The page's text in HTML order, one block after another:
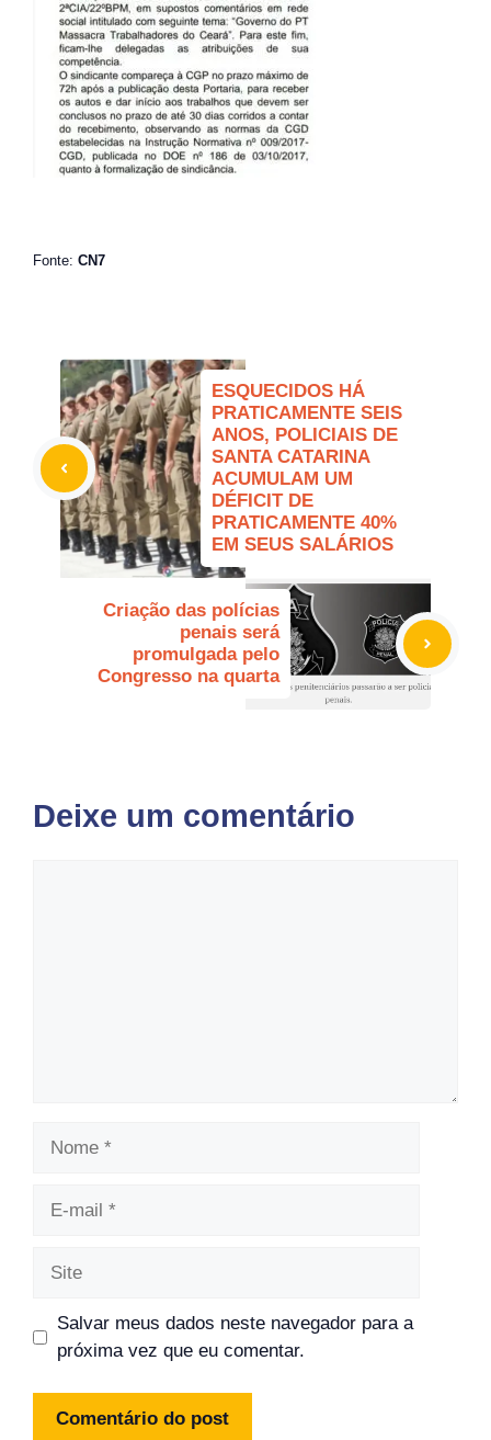
Fonte: CN7
ESQUECIDOS HÁ
PRATICAMENTE SEIS
ANOS, POLICIAIS DE
SANTA CATARINA
ACUMULAM UM
DÉFICIT DE
PRATICAMENTE 40%
EM SEUS SALÁRIOS
Criação das polícias
penais será
promulgada pelo
Congresso na quarta
Deixe um comentário
Salvar meus dados neste navegador para a
próxima vez que eu comentar.